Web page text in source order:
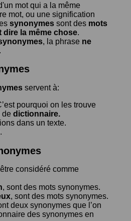
mot qui a la même
mot, ou une signification
synonymes sont des mots
dire la même chose.
, la phrase ne
.
servent à:
pourquoi on les trouve
de dictionnaire.
dans un texte.
considéré comme
, sont des mots synonymes.
, sont des mots synonymes.
deux synonymes que l’on
des synonymes en